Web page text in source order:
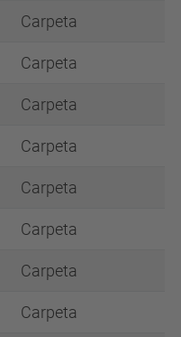
Carpeta
Carpeta
Carpeta
Carpeta
Carpeta
Carpeta
Carpeta
Carpeta